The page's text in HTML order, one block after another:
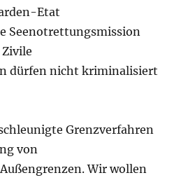
Etat
Seenotrettungsmission
dürfen nicht kriminalisiert
Grenzverfahren
von
Wir wollen